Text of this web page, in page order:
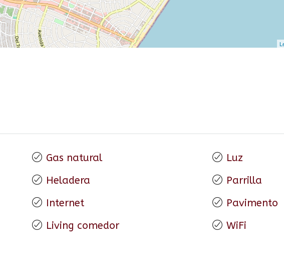
Gas natural
Heladera
Internet
Living comedor
Luz
Parrilla
Pavimento
WiFi